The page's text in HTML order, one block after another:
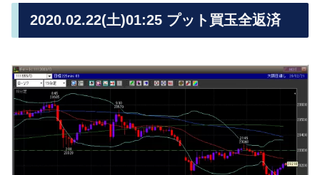
2020.02.22(土)01:25 プット買玉全返済